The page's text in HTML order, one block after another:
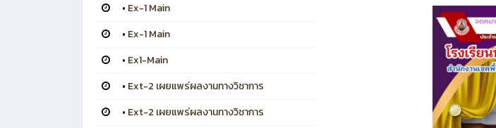
• Ex-1 Main
• Ex-1 Main
• Ex1-Main
• Ext-2 เผยแพร่ผลงานทางวิชาการ
• Ext-2 เผยแพร่ผลงานทางวิชาการ